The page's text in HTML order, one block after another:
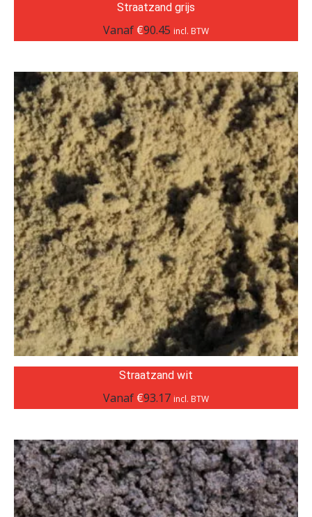
Straatzand grijs
Vanaf €90.45 incl. BTW
Straatzand wit
Vanaf €93.17 incl. BTW